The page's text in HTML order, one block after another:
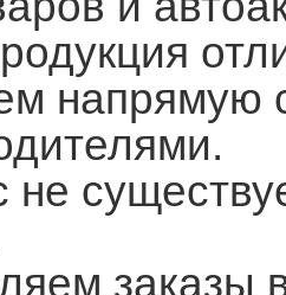
напрямую
не
заказы